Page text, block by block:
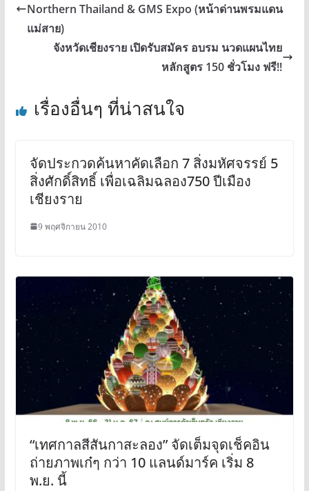
Northern Thailand & GMS Expo (หน้าด่านพรมแดน
แม่สาย)
จังหวัดเชียงราย เปิดรับสมัคร อบรม นวดแผนไทย
หลักสูตร 150 ชั่วโมง ฟรี!!
เรื่องอื่นๆ ที่น่าสนใจ
จัดประกวดค้นหาคัดเลือก 7 สิ่งมหัศจรรย์ 5
สิ่งศักดิ์สิทธิ์ เพื่อเฉลิมฉลอง750 ปีเมือง
เชียงราย
9 พฤศจิกายน 2010
“เทศกาลสีสันกาสะลอง” จัดเต็มจุดเช็คอิน
ถ่ายภาพเก๋ๆ กว่า 10 แลนด์มาร์ค เริ่ม 8
พ.ย. นี้